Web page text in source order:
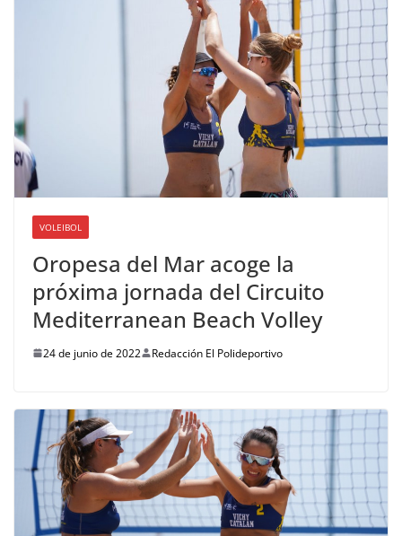
VOLEIBOL
Oropesa del Mar acoge la
próxima jornada del Circuito
Mediterranean Beach Volley
24 de junio de 2022 Redacción El Polideportivo